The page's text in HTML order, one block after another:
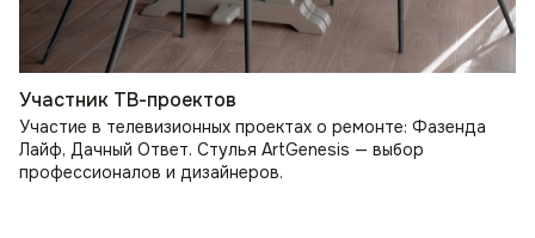
Участник ТВ-проектов
Участие в телевизионных проектах о ремонте: Фазенда
Лайф, Дачный Ответ. Стулья ArtGenesis — выбор
профессионалов и дизайнеров.